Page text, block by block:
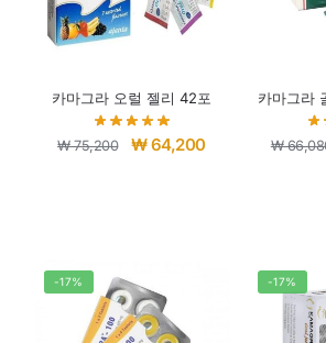
카마그라 오럴 젤리 42포
₩75,200 ₩64,200
카마그라
₩
-17% -17%